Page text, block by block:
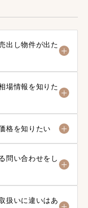
出し物件が出た
場情報を知りた
格を知りたい
問い合わせをし
扱いに違いはあ